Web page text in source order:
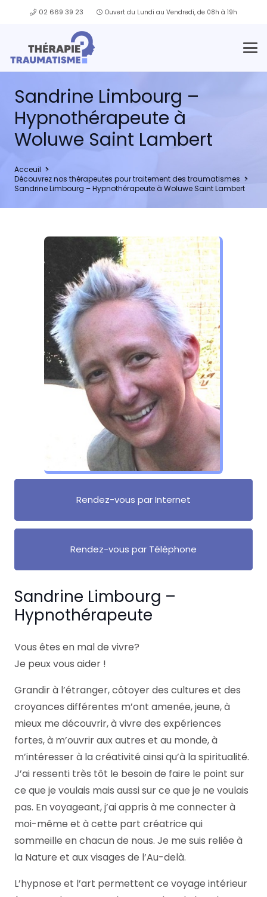
02 669 39 23 Ouvert du Lundi au Vendredi, de 08h à 19h
Sandrine Limbourg –
Hypnothérapeute à
Woluwe Saint Lambert
Acceuil
Découvrez nos thérapeutes pour traitement des traumatismes
Sandrine Limbourg – Hypnothérapeute à Woluwe Saint Lambert
Sandrine Limbourg –
Hypnothérapeute
Vous êtes en mal de vivre?
Je peux vous aider !
Grandir à l’étranger, côtoyer des cultures et des
croyances différentes m’ont amenée, jeune, à
mieux me découvrir, à vivre des expériences
fortes, à m’ouvrir aux autres et au monde, à
m’intéresser à la créativité ainsi qu’à la spiritualité.
J’ai ressenti très tôt le besoin de faire le point sur
ce que je voulais mais aussi sur ce que je ne voulais
pas. En voyageant, j’ai appris à me connecter à
moi-même et à cette part créatrice qui
sommeille en chacun de nous. Je me suis reliée à
la Nature et aux visages de l’Au-delà.
L’hypnose et l’art permettent ce voyage intérieur
Rendez-vous par Internet
Rendez-vous par Téléphone